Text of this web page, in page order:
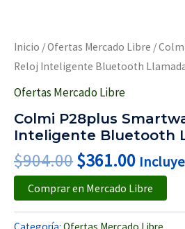
Inicio /Ofertas Mercado Libre /
Reloj Inteligente Bluetooth
Ofertas Mercado Libre
Colmi P28plus
Inteligente Bluetooth
$904.00$361.00
Comprar en Mercado Libre